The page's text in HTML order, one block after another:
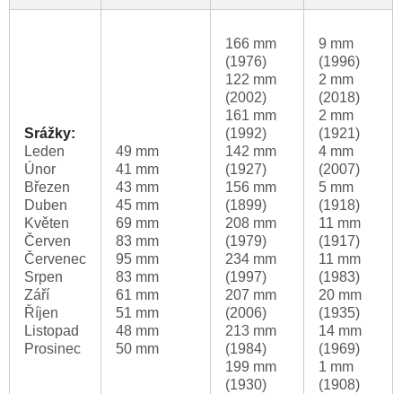
Srážky:
Leden
Únor
Březen
Duben
Květen
Červen
Červenec
Srpen
Září
Říjen
Listopad
Prosinec
49 mm
41 mm
43 mm
45 mm
69 mm
83 mm
95 mm
83 mm
61 mm
51 mm
48 mm
50 mm
166 mm
(1976)
122 mm
(2002)
161 mm
(1992)
142 mm
(1927)
156 mm
(1899)
208 mm
(1979)
234 mm
(1997)
207 mm
(2006)
213 mm
(1984)
199 mm
(1930)
9 mm
(1996)
2 mm
(2018)
2 mm
(1921)
4 mm
(2007)
5 mm
(1918)
11 mm
(1917)
11 mm
(1983)
20 mm
(1935)
14 mm
(1969)
1 mm
(1908)